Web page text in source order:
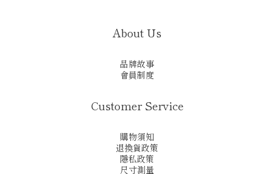
About Us
品牌故事
會員制度
Customer Service
購物須知
退換貨政策
隱私政策
尺寸測量